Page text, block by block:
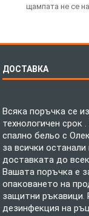
щампата не се
ДОСТАВКА
Всяка поръчка се
технологичен срок
спално бельо с
за всички
доставката до
Вашата поръчка е
опаковането на
защитни
дезинфекция на